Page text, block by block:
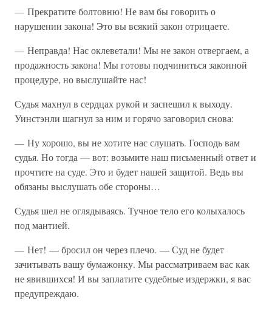
— Прекратите болтовню! Не вам бы говорить о
нарушении закона! Это вы всякий закон отрицаете.
— Неправда! Нас оклеветали! Мы не закон отвергаем, а
продажность закона! Мы готовы подчиниться законной
процедуре, но выслушайте нас!
Судья махнул в сердцах рукой и заспешил к выходу.
Уинстэнли шагнул за ним и горячо заговорил снова:
— Ну хорошо, вы не хотите нас слушать. Господь вам
судья. Но тогда — вот: возьмите наш письменный ответ и
прочтите на суде. Это и будет нашей защитой. Ведь вы
обязаны выслушать обе стороны…
Судья шел не оглядываясь. Тучное тело его колыхалось
под мантией.
— Нет! — бросил он через плечо. — Суд не будет
зачитывать вашу бумажонку. Мы рассматриваем вас как
не явившихся! И вы заплатите судебные издержки, я вас
предупреждаю.